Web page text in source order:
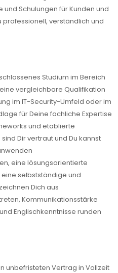
Schulungen für Kunden und
verständlich und
Studium im Bereich
vergleichbare Qualifikation
im IT-Security-Umfeld oder im
für Deine fachliche Expertise
und etablierte
Dir vertraut und Du kannst
eine lösungsorientierte
selbstständige und
Dich aus
Kommunikationsstärke
Englischkenntnisse runden
unbefristeten Vertrag in Vollzeit